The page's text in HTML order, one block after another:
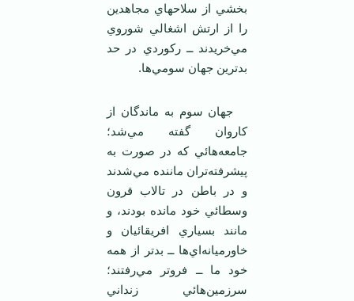
بخشي از سلاحهاي مجاهدين
را از ارتش اشغالي شوروي
مي‌خريدند ــ رکوردي در حد
بدترين جهان سومي‌ها.
جهان سوم به ماندگان از
کاروان گفته مي‌شد؛
جامعه‌هائي که در صورت به
پيشرفته‌تران ماننده مي‌شدند
و در باطن در تالاب قرون
وسطائي خود مانده بودند، و
مانند بسياري افريقائيان و
خاورميانه‌اي‌ها ــ بدتر از همه
خود ما ــ فروتر مي‌رفتند؛
سرزمين‌هائي زنداني